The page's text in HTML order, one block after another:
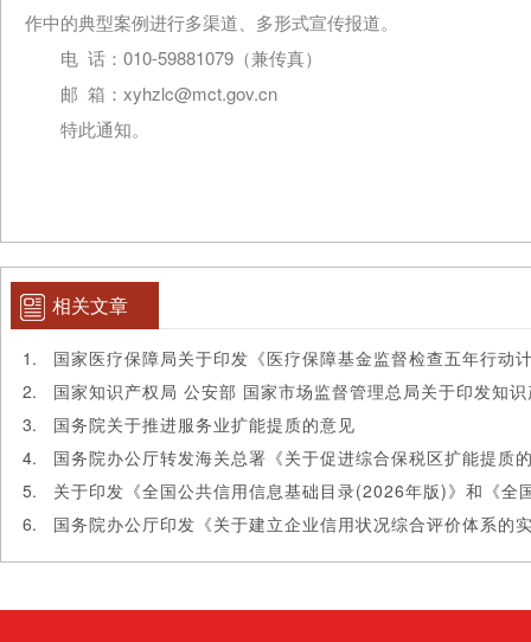
作中的典型案例进行多渠道、多形式宣传报道。
电 话：010-59881079（兼传真）
邮 箱：xyhzlc@mct.gov.cn
特此通知。
相关文章
国务院关于推进服务业扩能提质的意见
国务院办公厅转发海关总署《关于促进综合保税区扩能提质
国务院办公厅印发《关于建立企业信用状况综合评价体系的